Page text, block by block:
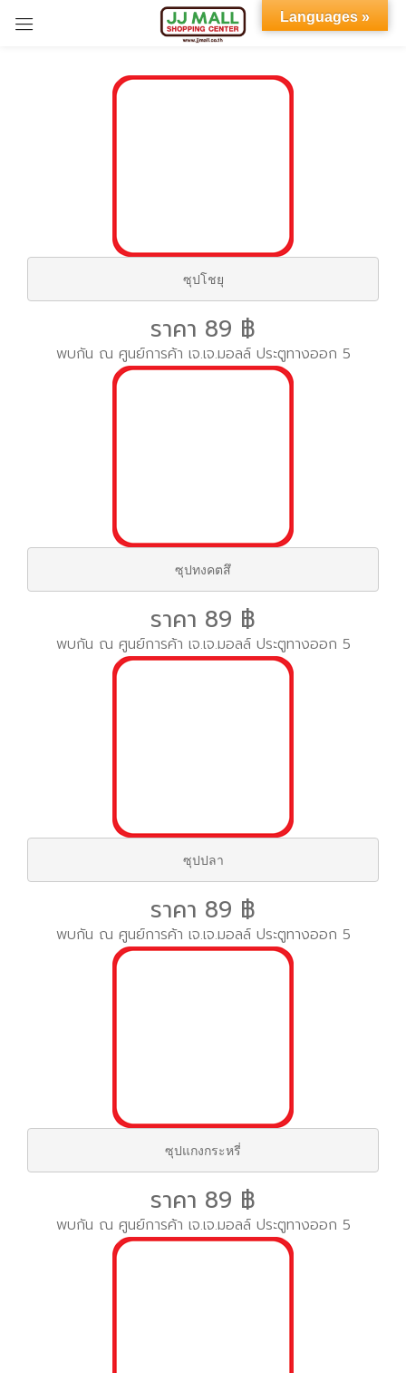
ซุปโชยุ
ราคา 89 ฿
พบกัน ณ ศูนย์การค้า เจ.เจ.มอลล์ ประตูทางออก 5
ซุปทงคตสึ
ราคา 89 ฿
พบกัน ณ ศูนย์การค้า เจ.เจ.มอลล์ ประตูทางออก 5
ซุปปลา
ราคา 89 ฿
พบกัน ณ ศูนย์การค้า เจ.เจ.มอลล์ ประตูทางออก 5
ซุปแกงกระหรี่
ราคา 89 ฿
พบกัน ณ ศูนย์การค้า เจ.เจ.มอลล์ ประตูทางออก 5
Languages »
Sign in
CREATE AN ACCOUNT